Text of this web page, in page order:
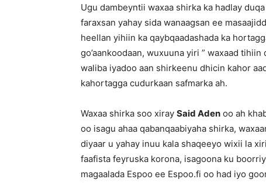
Ugu dambeyntii waxaa shirka ka hadlay
faraxsan yahay sida wanaagsan ee
heellan yihiin ka qaybqaadashada ka
go’aankoodaan, wuxuuna yiri ” waxaad
waliba iyadoo aan shirkeenu dhicin kahor
kahortagga cudurkaan safmarka ah.
Waxaa shirka soo xiray Said Aden oo ah
oo isagu ahaa qabanqaabiyaha shirka,
diyaar u yahay inuu kala shaqeeyo wixii la
faafista feyruska korona, isagoona ku
magaalada Espoo ee Espoo.fi oo had iyo